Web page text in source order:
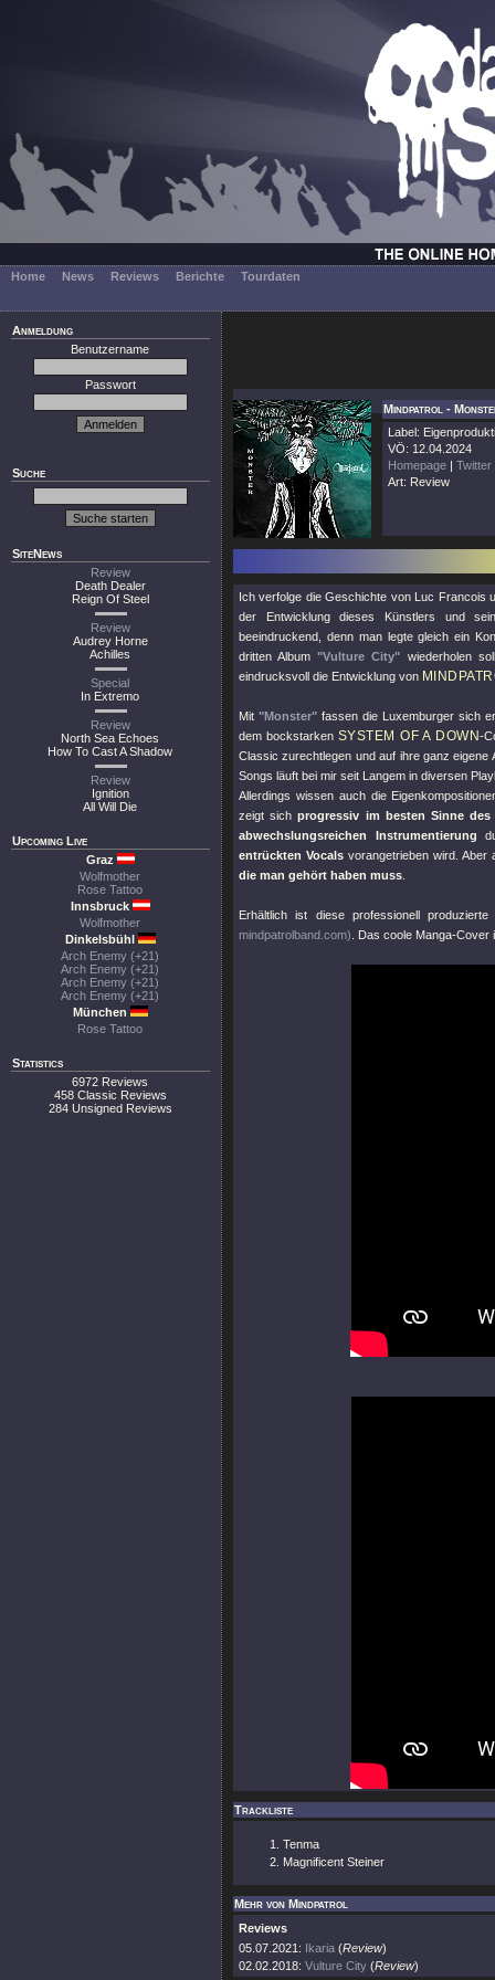
Home News Reviews Berichte Tourdaten
Anmeldung
Benutzername
Passwort
Suche
SiteNews
Review
Death Dealer
Reign Of Steel
Review
Audrey Horne
Achilles
Special
In Extremo
Review
North Sea Echoes
How To Cast A Shadow
Review
Ignition
All Will Die
Upcoming Live
Graz
Wolfmother
Rose Tattoo
Innsbruck
Wolfmother
Dinkelsbühl
Arch Enemy (+21)
Arch Enemy (+21)
Arch Enemy (+21)
Arch Enemy (+21)
München
Rose Tattoo
Statistics
6972 Reviews
458 Classic Reviews
284 Unsigned Reviews
Mindpatrol -
Label:
VÖ: 12.04.2024
Homepage | Twitter
Art: Review
Ich verfolge die Geschichte von Luc Francois
der Entwicklung dieses Künstlers und
beeindruckend, denn man legte gleich ein
dritten Album"Vulture City" wiederholen
eindrucksvoll die Entwicklung von
Mit "Monster"fassen die Luxemburger sich
dem bockstarken SYSTEM OF A DOWN-
Classic zurechtlegen und auf ihre ganz
Songs läuft bei mir seit Langem in diversen
Allerdings wissen auch die
zeigt sichprogressiv im besten Sinne des
abwechslungsreichen Instrumentierung
entrückten Vocalsvorangetrieben wird. Aber
die man gehört haben muss
Erhältlich ist diese professionell
mindpatrolband.com) . Das coole Manga-
Trackliste
Tenma
Magnificent Steiner
Mehr von Mindpatrol
Reviews
05.07.2021: Ikaria (Review)
02.02.2018: Vulture City (Review)